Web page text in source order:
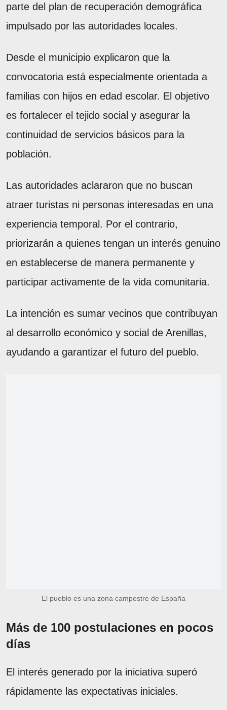
parte del plan de recuperación demográfica
impulsado por las autoridades locales.
Desde el municipio explicaron que la
convocatoria está especialmente orientada a
familias con hijos en edad escolar. El objetivo
es fortalecer el tejido social y asegurar la
continuidad de servicios básicos para la
población.
Las autoridades aclararon que no buscan
atraer turistas ni personas interesadas en una
experiencia temporal. Por el contrario,
priorizarán a quienes tengan un interés genuino
en establecerse de manera permanente y
participar activamente de la vida comunitaria.
La intención es sumar vecinos que contribuyan
al desarrollo económico y social de Arenillas,
ayudando a garantizar el futuro del pueblo.
El pueblo es una zona campestre de España
Más de 100 postulaciones en pocos
días
El interés generado por la iniciativa superó
rápidamente las expectativas iniciales.